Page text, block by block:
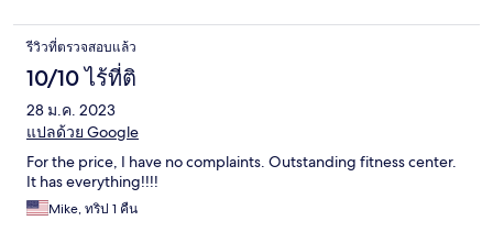
รีวิวที่ตรวจสอบแล้ว
10/10 ไร้ที่ติ
28 ม.ค. 2023
แปลด้วย Google
For the price, I have no complaints. Outstanding fitness center.
It has everything!!!!
Mike, ทริป 1 คืน